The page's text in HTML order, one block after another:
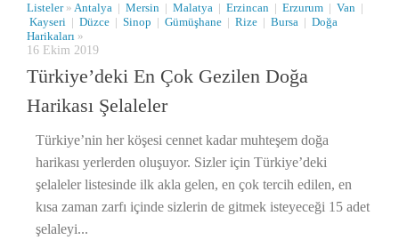
Listeler» Antalya | Mersin | Malatya | Erzincan | Erzurum | Van |
Kayseri | Düzce | Sinop | Gümüşhane | Rize | Bursa | Doğa
Harikaları »
16 Ekim 2019
Türkiye’deki En Çok Gezilen Doğa
Harikası Şelaleler
Türkiye’nin her köşesi cennet kadar muhteşem doğa
harikası yerlerden oluşuyor. Sizler için Türkiye’deki
şelaleler listesinde ilk akla gelen, en çok tercih edilen, en
kısa zaman zarfı içinde sizlerin de gitmek isteyeceği 15 adet
şelaleyi...